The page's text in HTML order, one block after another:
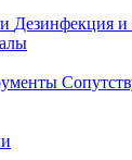
Дезинфекция и